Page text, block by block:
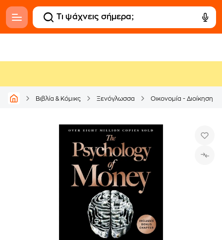
Βιβλία & Κόμικς Ξενόγλωσσα Οικονομία - Διοίκηση